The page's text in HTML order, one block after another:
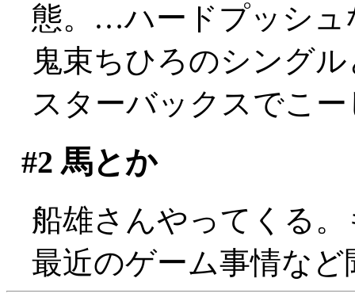
態。…ハードプッシュ
鬼束ちひろのシング
スターバックスでこ
#2 馬とか
船雄さんやってくる
最近のゲーム事情など